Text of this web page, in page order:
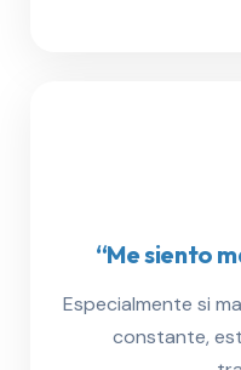
“Me siento
Especialmente si
constante,